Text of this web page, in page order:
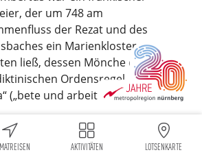
AKTIVITÄTEN LOTSENKARTE
der um 748 am
der Rezat und des
ein Marienkloster
ließ, dessen Mönche der
Ordensregel „ora et
(„bete und arbeite“) folgten.